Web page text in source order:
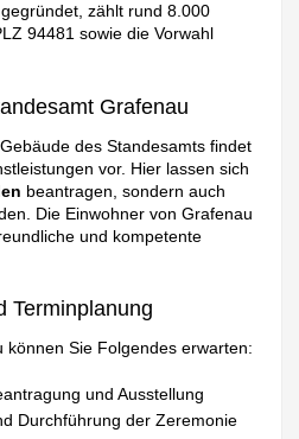
zählt rund 8.000
94481 sowie die Vorwahl
Grafenau
des Standesamts findet
vor. Hier lassen sich
beantragen, sondern auch
Die Einwohner von Grafenau
und kompetente
Terminplanung
können Sie Folgendes erwarten:
und Ausstellung
Durchführung der Zeremonie